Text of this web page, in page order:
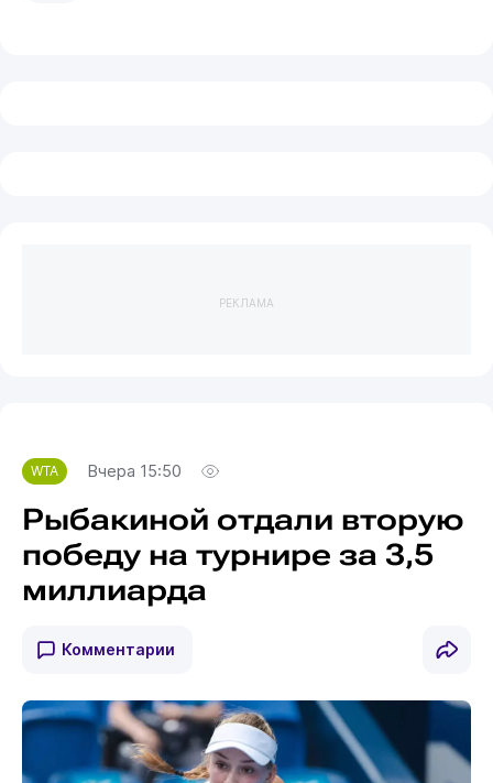
РЕКЛАМА
WTA Вчера 15:50
Рыбакиной отдали вторую
победу на турнире за 3,5
миллиарда
Комментарии